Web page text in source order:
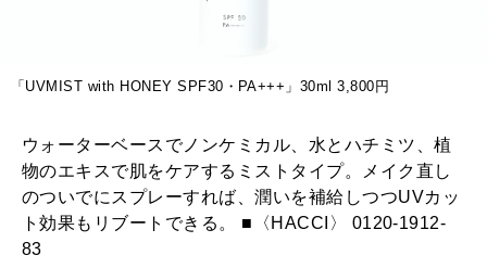
「UVMIST with HONEY SPF30・PA+++」30ml 3,800円
ウォーターベースでノンケミカル、水とハチミツ、植
物のエキスで肌をケアするミストタイプ。メイク直し
のついでにスプレーすれば、潤いを補給しつつUVカッ
ト効果もリブートできる。 ■〈HACCI〉 0120-1912-
83